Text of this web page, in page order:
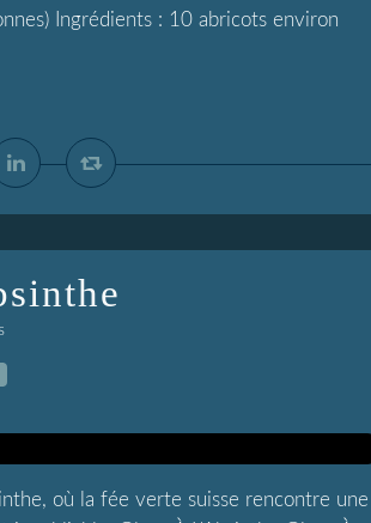
Ingrédients : 10 abricots environ
où la fée verte suisse rencontre une